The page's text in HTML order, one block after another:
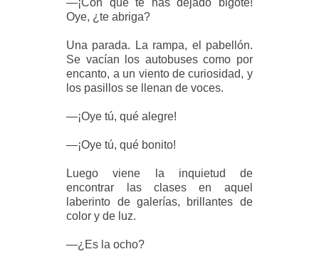
—¡Con que te has dejado bigote!
Oye, ¿te abriga?
Una parada. La rampa, el pabellón.
Se vacían los autobuses como por
encanto, a un viento de curiosidad, y
los pasillos se llenan de voces.
—¡Oye tú, qué alegre!
—¡Oye tú, qué bonito!
Luego viene la inquietud de
encontrar las clases en aquel
laberinto de galerías, brillantes de
color y de luz.
—¿Es la ocho?